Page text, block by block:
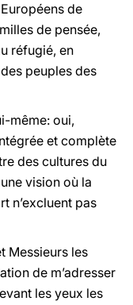
de
de pensée,
réfugié, en
peuples des
même: oui,
et complète
des cultures du
vision où la
n’excluent pas
Messieurs les
de m’adresser
les yeux les